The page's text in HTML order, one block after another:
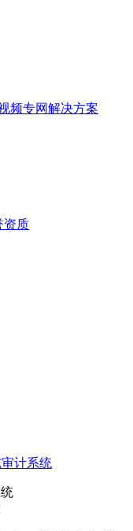
频专网解决方案
资质
计系统